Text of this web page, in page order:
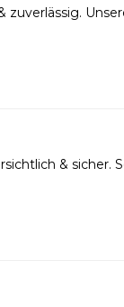
& sicher.